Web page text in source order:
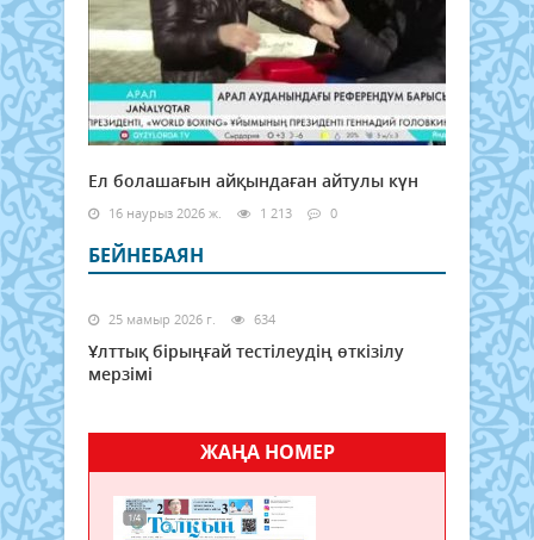
Ел болашағын айқындаған айтулы күн
16 наурыз 2026 ж. 1 213 0
БЕЙНЕБАЯН
25 мамыр 2026 г. 634
Ұлттық бірыңғай тестілеудің өткізілу
мерзімі
ЖАҢА НОМЕР